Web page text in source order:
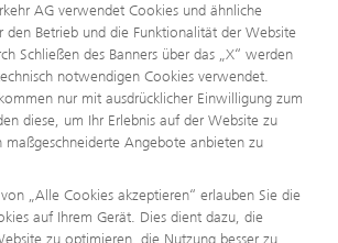
AG verwendet Cookies und ähnliche
den Betrieb und die Funktionalität der Website
Schließen des Banners über das „X“ werden
notwendigen Cookies verwendet.
nur mit ausdrücklicher Einwilligung zum
diese, um Ihr Erlebnis auf der Website zu
maßgeschneiderte Angebote anbieten zu
„Alle Cookies akzeptieren“ erlauben Sie die
auf Ihrem Gerät. Dies dient dazu, die
zu optimieren, die Nutzung besser zu